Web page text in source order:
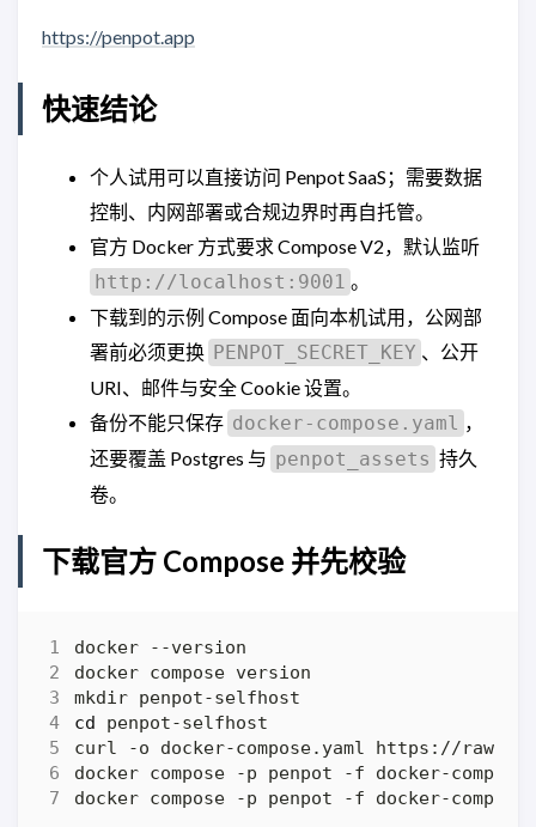
https://penpot.app
快速结论
个人试用可以直接访问 Penpot SaaS；需要数据
控制、内网部署或合规边界时再自托管。
官方 Docker 方式要求 Compose V2，默认监听
http://localhost:9001 。
下载到的示例 Compose 面向本机试用，公网部
署前必须更换 PENPOT_SECRET_KEY 、公开
URI、邮件与安全 Cookie 设置。
备份不能只保存 docker-compose.yaml ，
还要覆盖 Postgres 与 penpot_assets 持久
卷。
下载官方 Compose 并先校验
cd